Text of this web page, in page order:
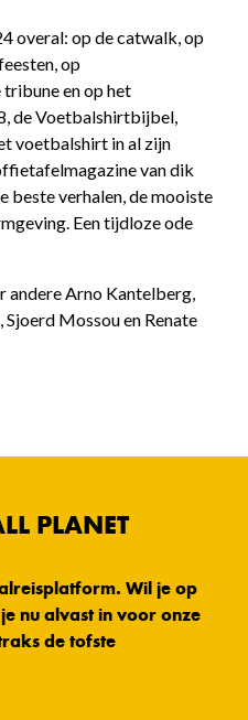
overal: op de catwalk, op
op
en op het
de Voetbalshirtbijbel,
voetbalshirt in al zijn
van dik
beste verhalen, de mooiste
Een tijdloze ode
andere Arno Kantelberg,
Mossou en Renate
PLANET
Wil je op
nu alvast in voor onze
de tofste